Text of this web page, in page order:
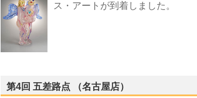
ス・アートが到着しました。
第4回 五差路点 （名古屋店）